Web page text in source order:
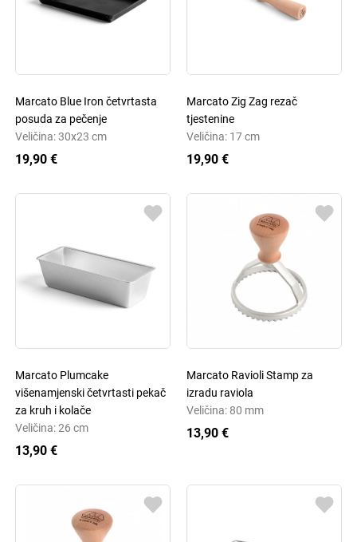
Marcato Blue Iron četvrtasta
posuda za pečenje
Veličina: 30x23 cm
19,90 €
Marcato Zig Zag rezač
tjestenine
Veličina: 17 cm
19,90 €
Marcato Plumcake
višenamjenski četvrtasti pekač
za kruh i kolače
Veličina: 26 cm
13,90 €
Marcato Ravioli Stamp za
izradu raviola
Veličina: 80 mm
13,90 €